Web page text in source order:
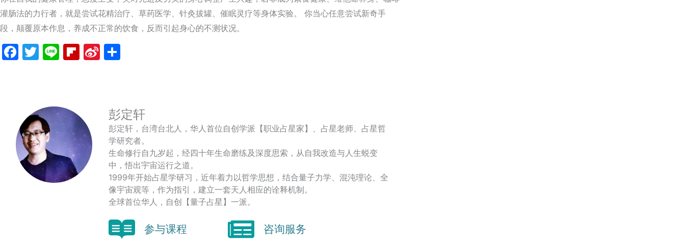
灌肠法的力行者，就是尝试花精治疗、草药医学、针灸拔罐、催眠灵疗等身体实验。 你当心任意尝试新奇手
段，颠覆原本作息，养成不正常的饮食，反而引起身心的不测状况。
Facebook
Twitter
LineFlipboard
Sina
彭定轩
彭定轩，台湾台北人，华人首位自创学派【职业占星家】、占星老师、占星哲
学研究者。
生命修行自九岁起，经四十年生命磨练及深度思索，从自我改造与人生蜕变
中，悟出宇宙运行之道。
1999年开始占星学研习，近年着力以哲学思想，结合量子力学、混沌理论、全
像宇宙观等，作为指引，建立一套天人相应的诠释机制。
全球首位华人，自创【量子占星】一派。
参与课程 咨询服务